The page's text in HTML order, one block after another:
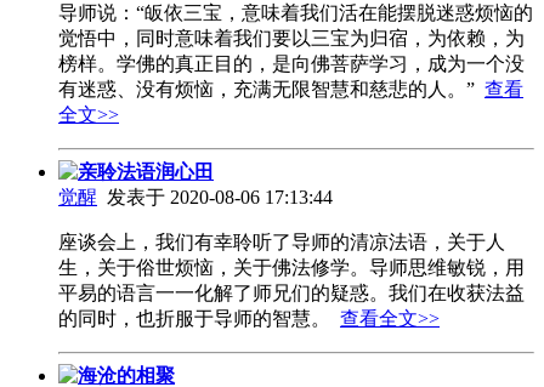
导师说：“皈依三宝，意味着我们活在能摆脱迷惑烦恼的
觉悟中，同时意味着我们要以三宝为归宿，为依赖，为
榜样。学佛的真正目的，是向佛菩萨学习，成为一个没
有迷惑、没有烦恼，充满无限智慧和慈悲的人。” 查看
全文>>
亲聆法语润心田
觉醒 发表于 2020-08-06 17:13:44
座谈会上，我们有幸聆听了导师的清凉法语，关于人
生，关于俗世烦恼，关于佛法修学。导师思维敏锐，用
平易的语言一一化解了师兄们的疑惑。我们在收获法益
的同时，也折服于导师的智慧。 查看全文>>
海沧的相聚